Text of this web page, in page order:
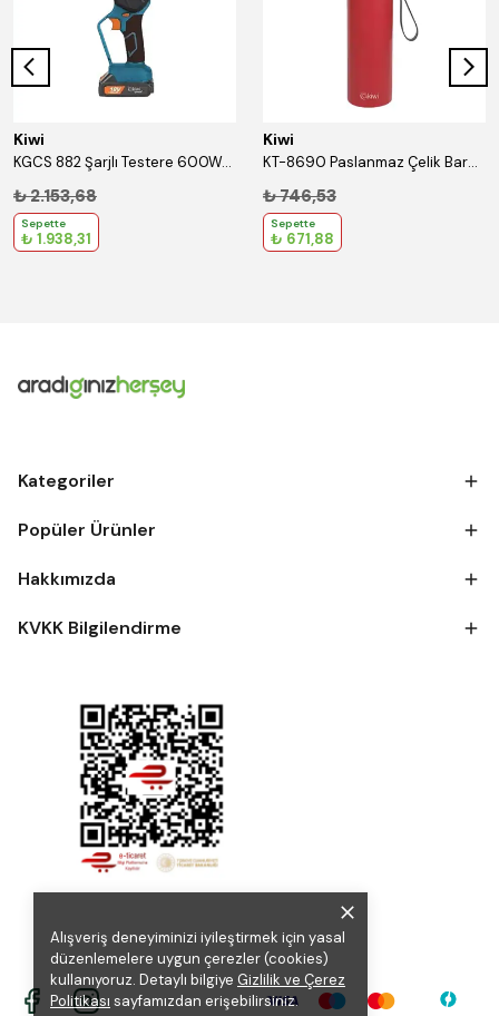
Alışveriş deneyiminizi iyileştirmek için yasal
düzenlemelere uygun çerezler (cookies)
kullanıyoruz. Detaylı bilgiye Gizlilik ve Çerez
Politikası sayfamızdan erişebilirsiniz.
Kiwi
KGCS 882 Şarjlı Testere 600W/18V/1.3Ah
₺ 2.153,68
Sepette
₺ 1.938,31
Kiwi
KT-8690 Paslanmaz Çelik Bardaklı 750 Ml Termos Kırmızı
₺ 746,53
Sepette
₺ 671,88
Kategoriler
Popüler Ürünler
Hakkımızda
KVKK Bilgilendirme